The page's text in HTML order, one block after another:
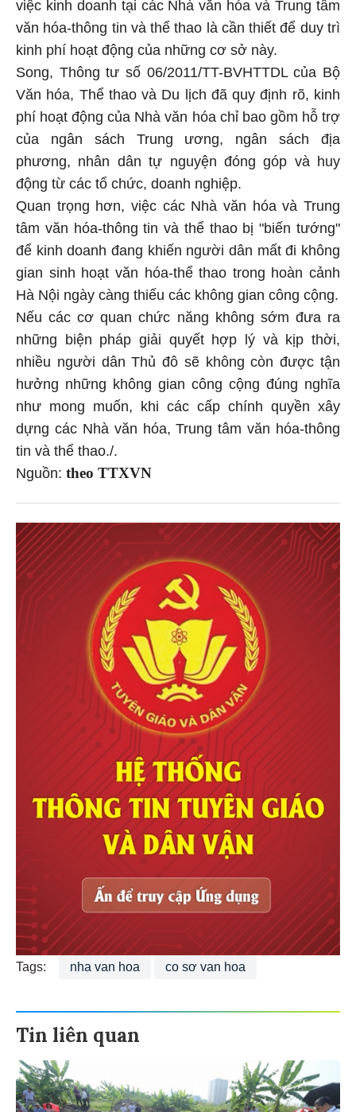
văn hóa-thông tin và thể thao là cần thiết để duy trì
kinh phí hoạt động của những cơ sở này.
Song, Thông tư số 06/2011/TT-BVHTTDL của Bộ
Văn hóa, Thể thao và Du lịch đã quy định rõ, kinh
phí hoạt động của Nhà văn hóa chỉ bao gồm hỗ trợ
của ngân sách Trung ương, ngân sách địa
phương, nhân dân tự nguyện đóng góp và huy
động từ các tổ chức, doanh nghiệp.
Quan trọng hơn, việc các Nhà văn hóa và Trung
tâm văn hóa-thông tin và thể thao bị "biến tướng"
để kinh doanh đang khiến người dân mất đi không
gian sinh hoạt văn hóa-thể thao trong hoàn cảnh
Hà Nội ngày càng thiếu các không gian công cộng.
Nếu các cơ quan chức năng không sớm đưa ra
những biện pháp giải quyết hợp lý và kịp thời,
nhiều người dân Thủ đô sẽ không còn được tận
hưởng những không gian công cộng đúng nghĩa
như mong muốn, khi các cấp chính quyền xây
dựng các Nhà văn hóa, Trung tâm văn hóa-thông
tin và thể thao./.
Nguồn: theo TTXVN
Tags: nha van hoa co sơ van hoa
Tin liên quan